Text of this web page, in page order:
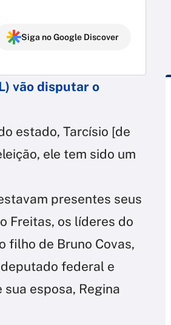
Siga no Google Discover
vão disputar o
estado, Tarcísio [de
ele tem sido um
presentes seus
Freitas, os líderes do
filho de Bruno Covas,
federal e
esposa, Regina